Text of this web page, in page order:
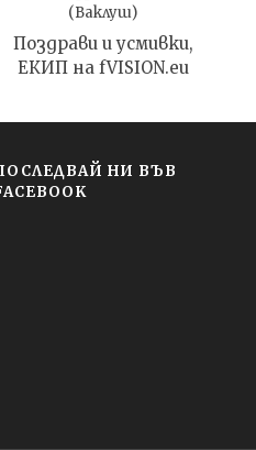
(Ваклуш)
Поздрави и усмивки,
ЕКИП на fVISION.eu
НИ ВЪВ